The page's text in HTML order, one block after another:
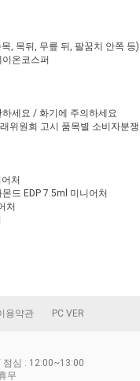
, 목뒤, 무릎 뒤, 팔꿈치 안쪽 등)
온코스퍼
세요 / 화기에 주의하세요
위원회 고시 품목별 소비자분쟁
처
드 EDP 7.5ml 미니어처
처
용약관 PC VER
심 : 12:00~13:00
무